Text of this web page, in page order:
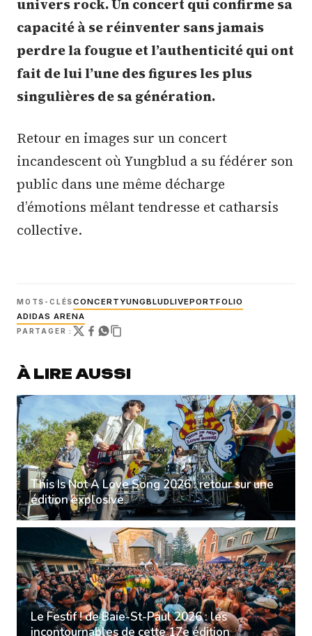
univers rock. Un concert qui confirme sa
capacité à se réinventer sans jamais
perdre la fougue et l’authenticité qui ont
fait de lui l’une des figures les plus
singulières de sa génération.
Retour en images sur un concert
incandescent où Yungblud a su fédérer son
public dans une même décharge
d’émotions mêlant tendresse et catharsis
collective.
MOTS-CLÉSCONCERTYUNGBLUDLIVEPORTFOLIO
ADIDAS ARENA
PARTAGER :
À LIRE AUSSI
This Is Not A Love Song 2026 : retour sur une
édition explosive
Le Festif ! de Baie-St-Paul 2026 : les
incontournables de cette 17e édition